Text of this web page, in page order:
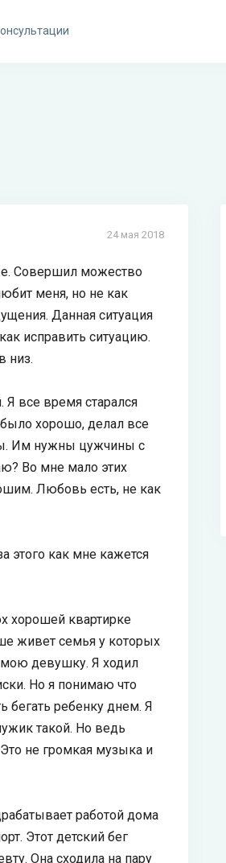
24 мая 2018
Совершил можество
меня, но не как
Данная ситуация
исправить ситуацию.
низ.
все время старался
хорошо, делал все
Им нужны цужчины с
Во мне мало этих
Любовь есть, не как
этого как мне кажется
хорошей квартирке
живет семья у которых
мою девушку. Я ходил
Но я понимаю что
бегать ребенку днем. Я
такой. Но ведь
не громкая музыка и
работой дома
Этот детский бег
Она сходила на пару